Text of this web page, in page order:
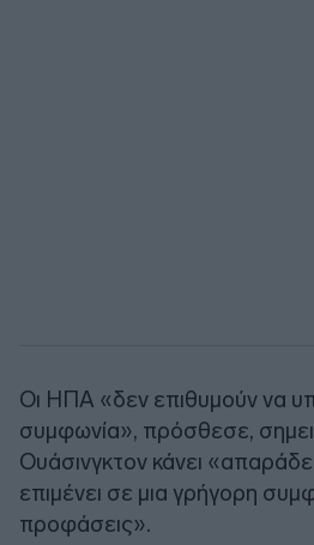
Οι ΗΠΑ «δεν επιθυμούν να
συμφωνία», πρόσθεσε,
Ουάσινγκτον κάνει
επιμένει σε μια γρήγορη
προφάσεις».